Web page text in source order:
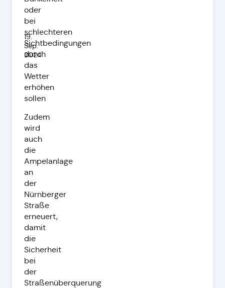
19.
Sep.
2024
oder
bei
schlechteren
Sichtbedingungen
durch
das
Wetter
erhöhen
sollen
Zudem
wird
auch
die
Ampelanlage
an
der
Nürnberger
Straße
erneuert,
damit
die
Sicherheit
bei
der
Straßenüberquerung